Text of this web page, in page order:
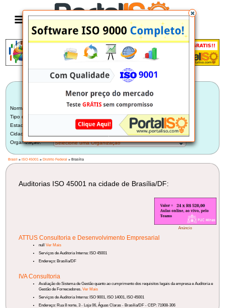
Anúncio
ISO 45001
Norma:
ISO 45001
Tipo de Auditoria:
Estado:
Distrito Federal (2)
Cidade:
Organização:
Selecione uma Organização
Brasil »ISO 45001 »Distrito Federal » Brasília
Auditorias ISO 45001 na cidade de Brasília/DF:
Anúncio
ATTUS Consultoria e Desenvolvimento Empresarial
nullVer Mais
Serviços de Auditoria Interna: ISO 45001
Endereço: Brasília/DF
IVA Consultoria
Avaliação do Sistema de Gestão quanto ao cumprimento dos requisitos legais da empresa e Auditoria e
Gestão de Fornecedores.Ver Mais
Serviços de Auditoria Interna: ISO 9001, ISO 14001, ISO 45001
Endereço: Rua 8 norte, 3 - Loja 06, Águas Claras - Brasília/DF - CEP: 71908-306